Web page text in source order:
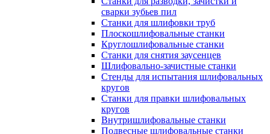
сварки зубьев пил
Станки для шлифовки труб
Плоскошлифовальные станки
Круглошлифовальные станки
Станки для снятия заусенцев
Шлифовально-зачистные станки
Стенды для испытания шлифовальных
кругов
Станки для правки шлифовальных
кругов
Внутришлифовальные станки
Подвесные шлифовальные станки